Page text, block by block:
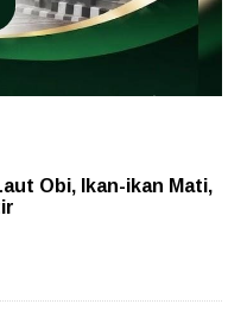
Obi, Ikan-ikan Mati,